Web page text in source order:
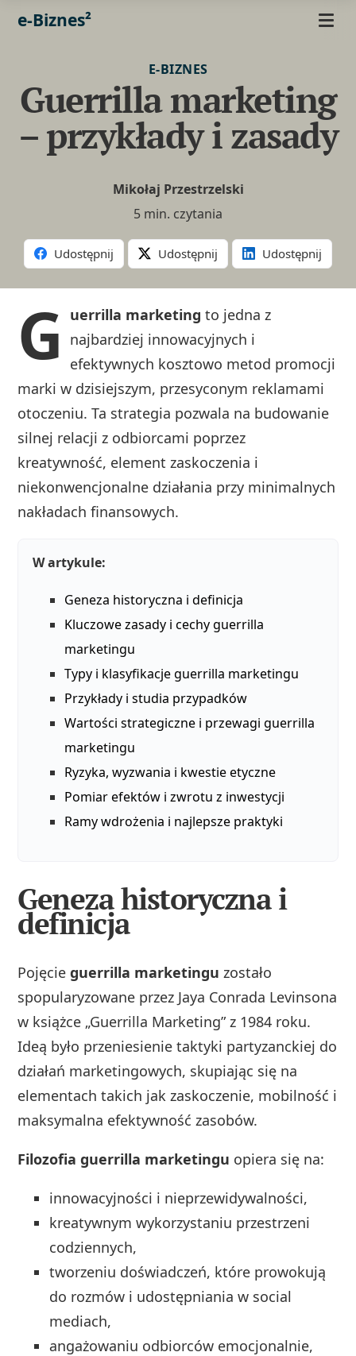
e-Biznes²
E-BIZNES
Guerrilla marketing
– przykłady i zasady
Mikołaj Przestrzelski
5 min. czytania
Udostępnij Udostępnij Udostępnij
G uerrilla marketing to jedna z
najbardziej innowacyjnych i
efektywnych kosztowo metod promocji
marki w dzisiejszym, przesyconym reklamami
otoczeniu. Ta strategia pozwala na budowanie
silnej relacji z odbiorcami poprzez
kreatywność, element zaskoczenia i
niekonwencjonalne działania przy minimalnych
nakładach finansowych.
W artykule:
Geneza historyczna i definicja
Kluczowe zasady i cechy guerrilla
marketingu
Typy i klasyfikacje guerrilla marketingu
Przykłady i studia przypadków
Wartości strategiczne i przewagi guerrilla
marketingu
Ryzyka, wyzwania i kwestie etyczne
Pomiar efektów i zwrotu z inwestycji
Ramy wdrożenia i najlepsze praktyki
Geneza historyczna i
definicja
Pojęcieguerrilla marketingu zostało
spopularyzowane przez Jaya Conrada Levinsona
w książce „Guerrilla Marketing” z 1984 roku.
Ideą było przeniesienie taktyki partyzanckiej do
działań marketingowych, skupiając się na
elementach takich jak zaskoczenie, mobilność i
maksymalna efektywność zasobów.
Filozofia guerrilla marketingu opiera się na:
innowacyjności i nieprzewidywalności,
kreatywnym wykorzystaniu przestrzeni
codziennych,
tworzeniu doświadczeń, które prowokują
do rozmów i udostępniania w social
mediach,
angażowaniu odbiorców emocjonalnie,